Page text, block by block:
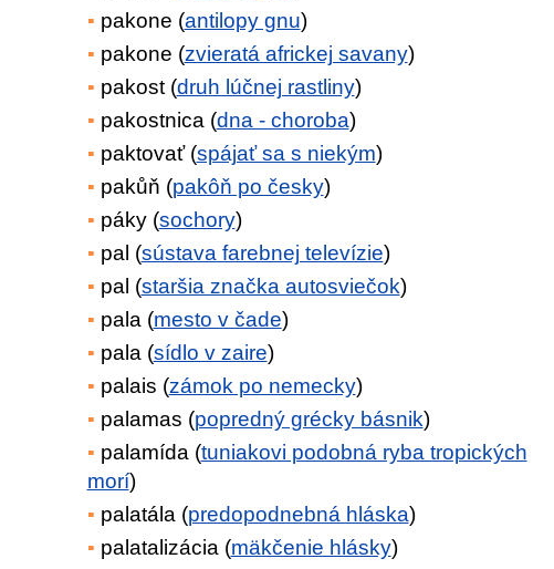
pakone (antilopy gnu)
pakone (zvieratá africkej savany)
pakost (druh lúčnej rastliny)
pakostnica (dna - choroba)
paktovať (spájať sa s niekým)
pakůň (pakôň po česky)
páky (sochory)
pal (sústava farebnej televízie)
pal (staršia značka autosviečok)
pala (mesto v čade)
pala (sídlo v zaire)
palais (zámok po nemecky)
palamas (popredný grécky básnik)
palamída (tuniakovi podobná ryba tropických
morí)
palatála (predopodnebná hláska)
palatalizácia (mäkčenie hlásky)